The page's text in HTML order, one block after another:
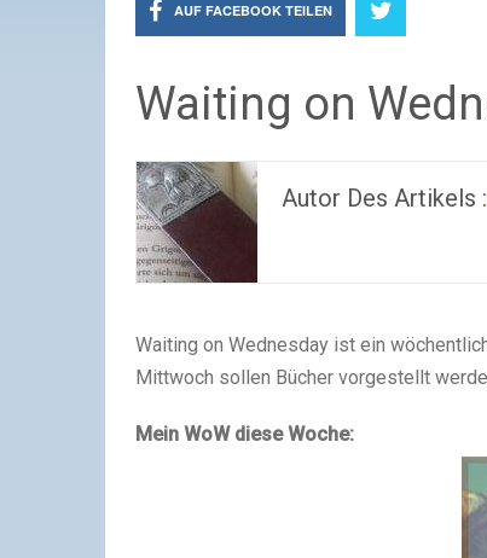
AUF FACEBOOK TEILEN
Waiting on
Autor Des Artikels :
Waiting on Wednesday ist ein
Mittwoch sollen Bücher vorgestellt
Mein WoW diese Woche: